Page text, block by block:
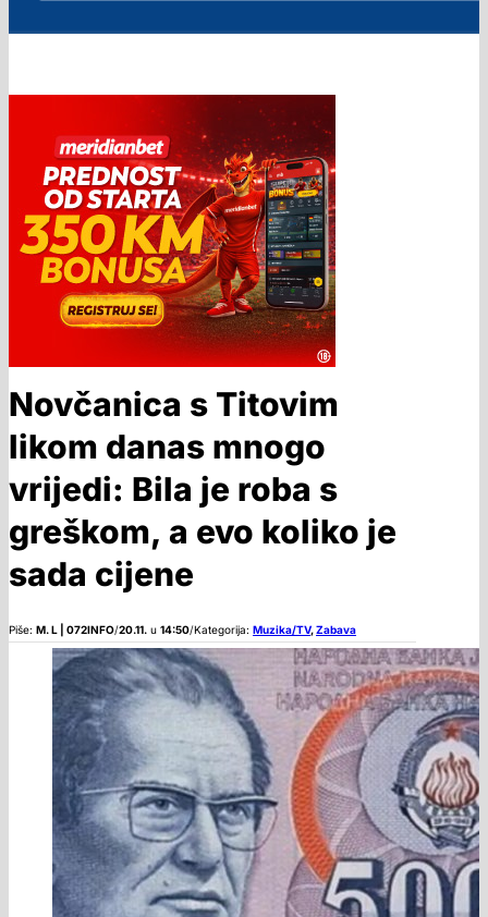
Novčanica s Titovim
likom danas mnogo
vrijedi: Bila je roba s
greškom, a evo koliko je
sada cijene
Piše: M. L | 072INFO/20.11. u 14:50/Kategorija: Muzika/TV,Zabava